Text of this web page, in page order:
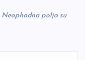
Neophodna polja su